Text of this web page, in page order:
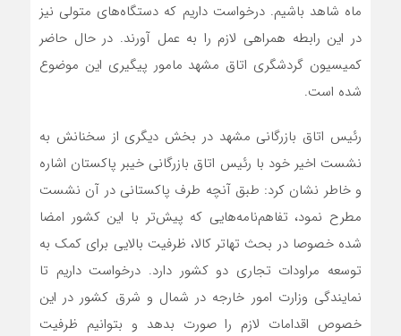
ماه شاهد باشیم. درخواست داریم که دستگاه‌های متولی نیز
در این رابطه همراهی لازم را به عمل آورند. در حال حاضر
کمیسیون گردشگری اتاق مشهد مامور پیگیری این موضوع
شده است.
رئیس اتاق بازرگانی مشهد در بخش دیگری از سخنانش به
نشست اخیر خود با رئیس اتاق بازرگانی خیبر پاکستان اشاره
و خاطر نشان کرد: طبق آنچه طرف پاکستانی در آن نشست
مطرح نمود، تفاهم‌نامه‌هایی که پیش‌تر با این کشور امضا
شده خصوصا در بحث تهاتر کالا، ظرفیت بالایی برای کمک به
توسعه مراودات تجاری دو کشور دارد. درخواست داریم تا
نمایندگی وزارت امور خارجه در شمال و شرق کشور در این
خصوص اقدامات لازم را صورت بدهد و بتوانیم ظرفیت